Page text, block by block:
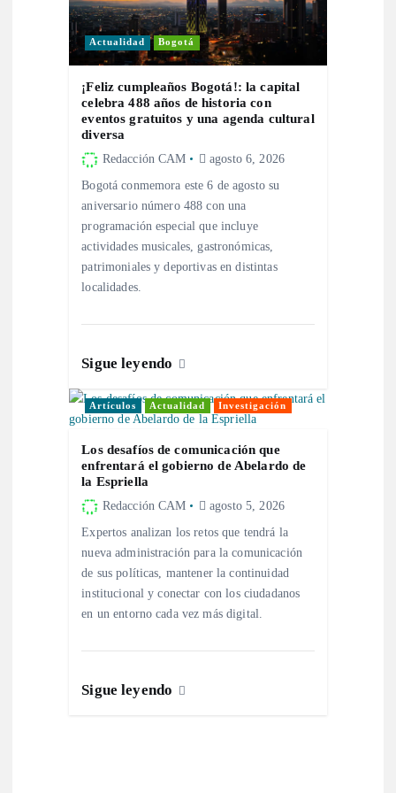
Actualidad Bogotá
¡Feliz cumpleaños Bogotá!: la capital
celebra 488 años de historia con
eventos gratuitos y una agenda cultural
diversa
Redacción CAM agosto 6, 2026
Bogotá conmemora este 6 de agosto su
aniversario número 488 con una
programación especial que incluye
actividades musicales, gastronómicas,
patrimoniales y deportivas en distintas
localidades.
Sigue leyendo
Artículos Actualidad Investigación
Los desafíos de comunicación que
enfrentará el gobierno de Abelardo de
la Espriella
Redacción CAM agosto 5, 2026
Expertos analizan los retos que tendrá la
nueva administración para la comunicación
de sus políticas, mantener la continuidad
institucional y conectar con los ciudadanos
en un entorno cada vez más digital.
Sigue leyendo